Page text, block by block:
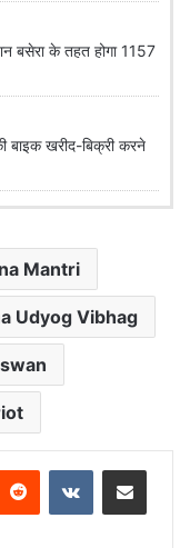
बसेरा के तहत होगा 1157
खरीद-बिक्री करने
Mantri
Udyog Vibhag
Reddit VKontakteShare via Email